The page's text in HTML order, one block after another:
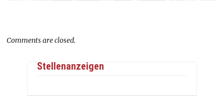
Comments are closed.
Stellenanzeigen